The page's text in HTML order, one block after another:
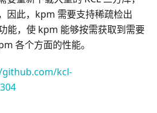
因此，kpm 需要支持稀疏检出
能，使 kpm 能够按需获取到需要
各个方面的性能。
kcl-